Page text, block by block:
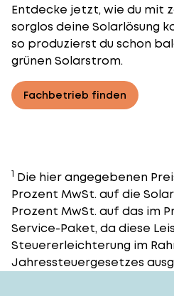
Entdecke jetzt, wie du mit
sorglos deine Solarlösung
so produzierst du schon
grünen Solarstrom.​
Fachbetrieb finden
1 Die hier angegebenen
Prozent MwSt. auf die
Prozent MwSt. auf das im
Service-Paket, da diese
Steuererleichterung im
Jahressteuergesetzes